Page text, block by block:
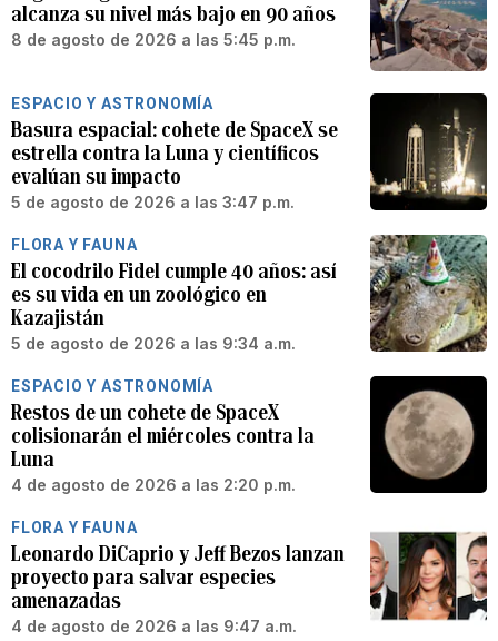
alcanza su nivel más bajo en 90 años
8 de agosto de 2026 a las 5:45 p.m.
ESPACIO Y ASTRONOMÍA
Basura espacial: cohete de SpaceX se
estrella contra la Luna y científicos
evalúan su impacto
5 de agosto de 2026 a las 3:47 p.m.
FLORA Y FAUNA
El cocodrilo Fidel cumple 40 años: así
es su vida en un zoológico en
Kazajistán
5 de agosto de 2026 a las 9:34 a.m.
ESPACIO Y ASTRONOMÍA
Restos de un cohete de SpaceX
colisionarán el miércoles contra la
Luna
4 de agosto de 2026 a las 2:20 p.m.
FLORA Y FAUNA
Leonardo DiCaprio y Jeff Bezos lanzan
proyecto para salvar especies
amenazadas
4 de agosto de 2026 a las 9:47 a.m.